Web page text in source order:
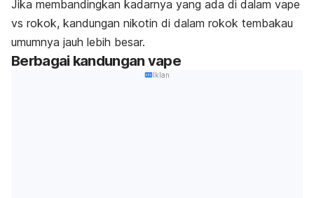
Jika membandingkan kadarnya yang ada di dalam vape
vs rokok, kandungan nikotin di dalam rokok tembakau
umumnya jauh lebih besar.
Berbagai kandungan vape
Iklan